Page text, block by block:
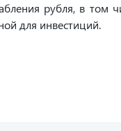
рубля, в том
для инвестиций.